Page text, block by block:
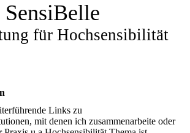
SensiBelle
für Hochsensibilität
Links zu
mit denen ich zusammenarbeite oder